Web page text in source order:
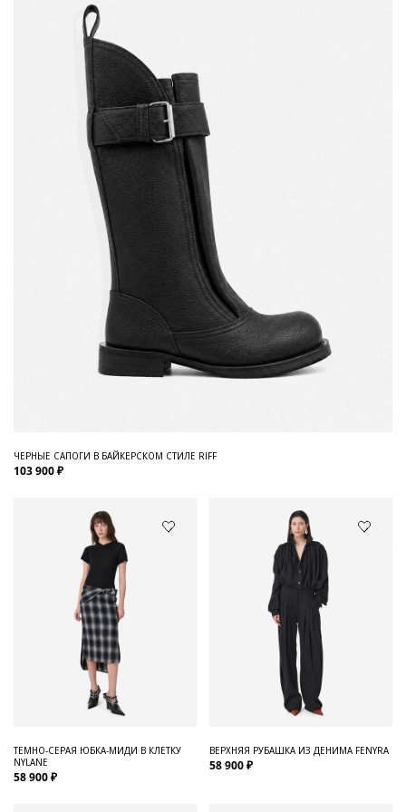
ЧЕРНЫЕ САПОГИ В БАЙКЕРСКОМ СТИЛЕ RIFF
103 900 ₽
ТЕМНО-СЕРАЯ ЮБКА-МИДИ В КЛЕТКУ
NYLANE
58 900 ₽
ВЕРХНЯЯ РУБАШКА ИЗ ДЕНИМА FENYRA
58 900 ₽